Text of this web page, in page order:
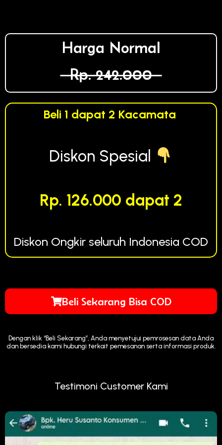
Harga Normal
Rp. 242.000
Beli 1 dapat 2 Kacamata
Diskon Spesial
Rp. 126.000 dapat 2
Diskon Ongkir seluruh Indonesia COD
Beli Sekarang Bisa COD
Dengan klik “Beli Sekarang”, Anda menyetujui pemrosesan data Anda
dan bersedia kami hubungi terkait pemesanan serta informasi produk.
Testimoni Customer Kami